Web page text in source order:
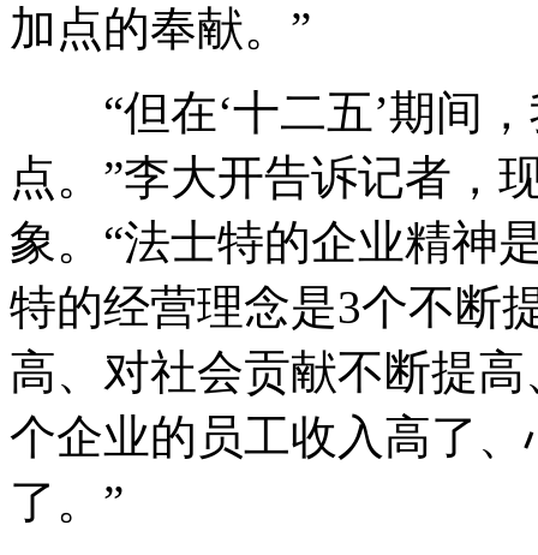
加点的奉献。”
“但在‘十二五’期间，
点。”李大开告诉记者，
象。“法士特的企业精神
特的经营理念是3个不断
高、对社会贡献不断提
个企业的员工收入高了
了。”